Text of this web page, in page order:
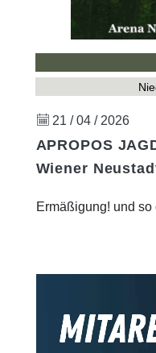
21 / 04 / 2026
APROPOS
Wiener
Ermäßigung! und so